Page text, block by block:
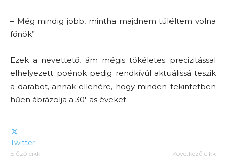
– Még mindig jobb, mintha majdnem túléltem volna
főnök”
Ezek a nevettető, ám mégis tökéletes precizitással
elhelyezett poénok pedig rendkívül aktuálissá teszik
a darabot, annak ellenére, hogy minden tekintetben
hűen ábrázolja a 30′-as éveket.
Twitter
Előző cikk Következő cikk